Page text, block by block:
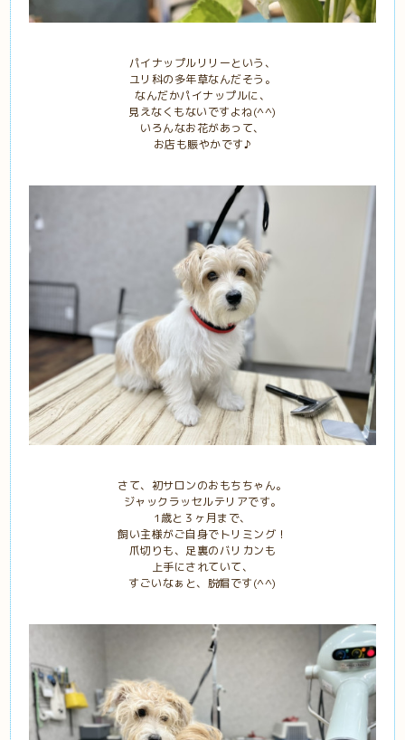
パイナップルリリーという、
ユリ科の多年草なんだそう。
なんだかパイナップルに、
見えなくもないですよね(^^)
いろんなお花があって、
お店も賑やかです♪
さて、初サロンのおもちちゃん。
ジャックラッセルテリアです。
1歳と３ヶ月まで、
飼い主様がご自身でトリミング！
爪切りも、足裏のバリカンも
上手にされていて、
すごいなぁと、脱帽です(^^)